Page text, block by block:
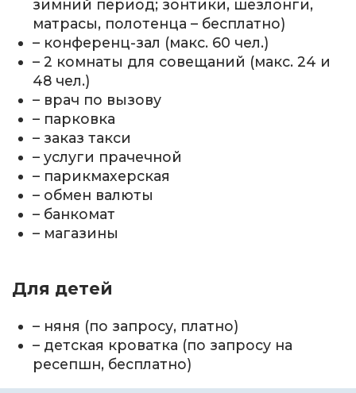
зимний период; зонтики, шезлонги,
матрасы, полотенца – бесплатно)
– конференц-зал (макс. 60 чел.)
– 2 комнаты для совещаний (макс. 24 и
48 чел.)
– врач по вызову
– парковка
– заказ такси
– услуги прачечной
– парикмахерская
– обмен валюты
– банкомат
– магазины
Для детей
– няня (по запросу, платно)
– детская кроватка (по запросу на
ресепшн, бесплатно)